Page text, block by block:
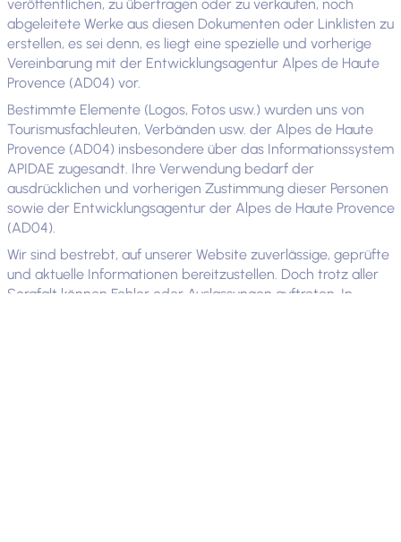
veröffentlichen, zu übertragen oder zu verkaufen, noch
abgeleitete Werke aus diesen Dokumenten oder Linklisten zu
erstellen, es sei denn, es liegt eine spezielle und vorherige
Vereinbarung mit der Entwicklungsagentur Alpes de Haute
Provence (AD04) vor.
Bestimmte Elemente (Logos, Fotos usw.) wurden uns von
Tourismusfachleuten, Verbänden usw. der Alpes de Haute
Provence (AD04) insbesondere über das Informationssystem
APIDAE zugesandt. Ihre Verwendung bedarf der
ausdrücklichen und vorherigen Zustimmung dieser Personen
sowie der Entwicklungsagentur der Alpes de Haute Provence
(AD04).
Wir sind bestrebt, auf unserer Website zuverlässige, geprüfte
und aktuelle Informationen bereitzustellen. Doch trotz aller
Sorgfalt können Fehler oder Auslassungen auftreten. In